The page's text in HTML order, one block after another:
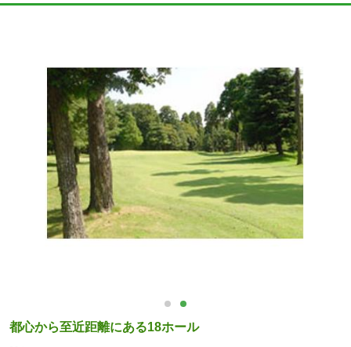
都心から至近距離にある18ホール